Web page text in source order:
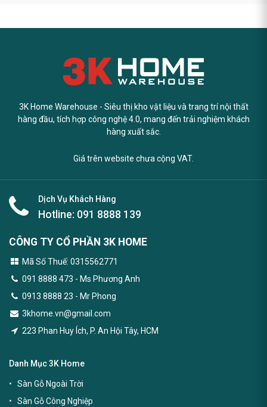
3K Home Warehouse - Siêu thị kho vật liệu và trang trí nội thất
hàng đầu, tích hợp công nghệ 4.0, mang đến trải nghiệm khách
hàng xuất sắc.
Giá trên website chưa cộng VAT.
Dịch Vụ Khách Hàng
Hotline: 091 8888 139
CÔNG TY CỔ PHẦN 3K HOME
Mã Số Thuế: 0315562771
091 8888 473 - Ms Phương Anh
0913 8888 23 - Mr Phong
3khome.vn@gmail.com
223 Phan Huy Ích, P. An Hội Tây, HCM
Danh Mục 3K Home
Sàn Gỗ Ngoài Trời
Sàn Gỗ Công Nghiệp